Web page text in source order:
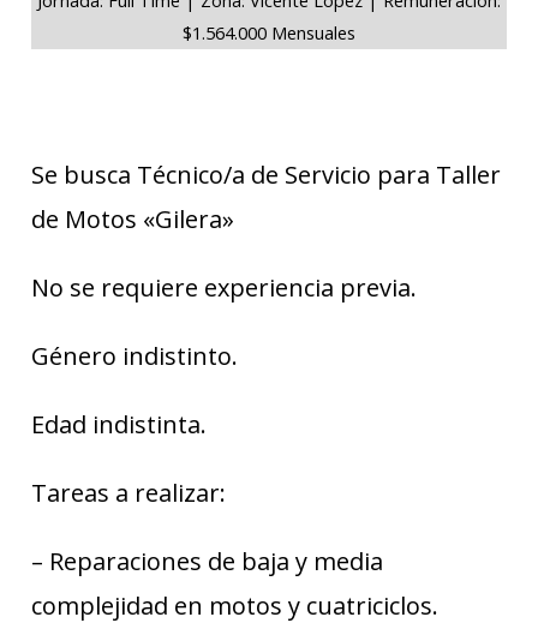
$1.564.000 Mensuales
Se busca Técnico/a de Servicio para Taller
de Motos «Gilera»
No se requiere experiencia previa.
Género indistinto.
Edad indistinta.
Tareas a realizar:
– Reparaciones de baja y media
complejidad en motos y cuatriciclos.